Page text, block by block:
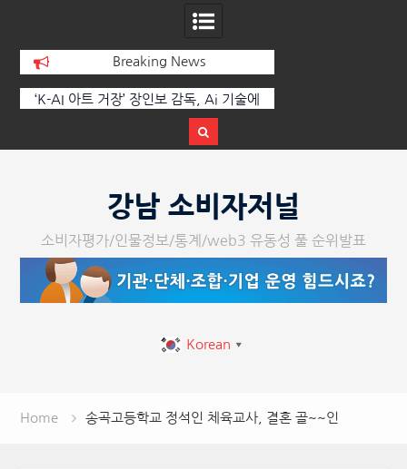
Breaking News
한국·브라질 슈퍼콘서트 올해 열린다
강남 소비자저널
소비자평가/인물정보/통계/web3 유동성 풀 순위발표
Korean ▼
Home 송곡고등학교 정석인 체육교사, 결혼 골~~인